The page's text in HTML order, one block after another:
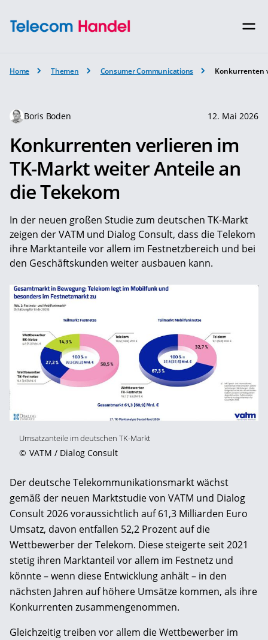
Home Themen Consumer Communications Konkurrenten
Boris Boden 12. Mai 2026
Konkurrenten verlieren im
TK-Markt weiter Anteile an
die Tekekom
In der neuen großen Studie zum deutschen TK-Markt
zeigen der VATM und Dialog Consult, dass die Telekom
ihre Marktanteile vor allem im Festnetzbereich und bei
den Geschäftskunden weiter ausbauen kann.
Umsatzanteile im deutschen TK-Markt
© VATM / Dialog Consult
Der deutsche Telekommunikationsmarkt wächst
gemäß der neuen Marktstudie von VATM und Dialog
Consult 2026 voraussichtlich auf 61,3 Milliarden Euro
Umsatz, davon entfallen 52,2 Prozent auf die
Wettbewerber der Telekom. Diese steigerte seit 2021
stetig ihren Marktanteil vor allem im Festnetz und
könnte – wenn diese Entwicklung anhält – in den
nächsten Jahren auf höhere Umsätze kommen, als ihre
Konkurrenten zusammengenommen.
Gleichzeitig treiben vor allem die Wettbewerber im